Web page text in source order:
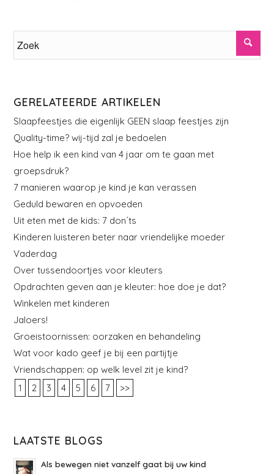
GERELATEERDE ARTIKELEN
Slaapfeestjes die eigenlijk GEEN slaap feestjes zijn
Quality-time? wij-tijd zal je bedoelen
Hoe help ik een kind van 4 jaar om te gaan met
groepsdruk?
7 manieren waarop je kind je kan verassen
Geduld bewaren en opvoeden
Uit eten met de kids: 7 don´ts
Kinderen luisteren beter naar vriendelijke moeder
Vaderdag
Over tussendoortjes voor kleuters
Opdrachten geven aan je kleuter: hoe doe je dat?
Winkelen met kinderen
Jaloers!
Groeistoornissen: oorzaken en behandeling
Wat voor kado geef je bij een partijtje
Vriendschappen: op welk level zit je kind?
1
2 3 4 5 6 7 >>
LAATSTE BLOGS
Als bewegen niet vanzelf gaat bij uw kind